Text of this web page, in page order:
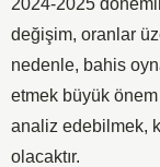
değişim, oranlar
nedenle, bahis
etmek büyük
analiz edebilmek,
olacaktır.